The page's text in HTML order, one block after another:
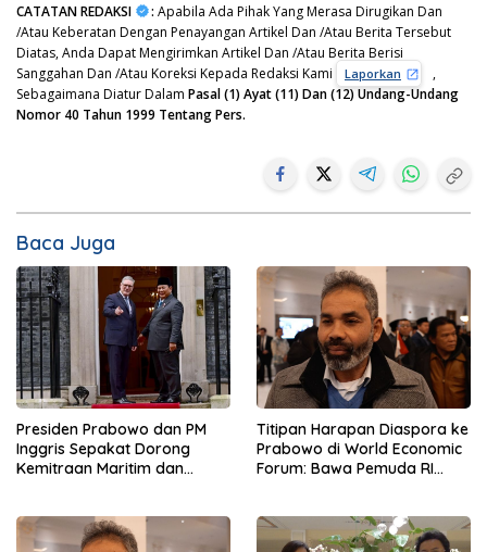
CATATAN REDAKSI : Apabila Ada Pihak Yang Merasa Dirugikan Dan
/Atau Keberatan Dengan Penayangan Artikel Dan /Atau Berita Tersebut
Diatas, Anda Dapat Mengirimkan Artikel Dan /Atau Berita Berisi
Sanggahan Dan /Atau Koreksi Kepada Redaksi Kami
Laporkan
,
Sebagaimana Diatur Dalam Pasal (1) Ayat (11) Dan (12) Undang-Undang
Nomor 40 Tahun 1999 Tentang Pers.
Baca Juga
Presiden Prabowo dan PM
Inggris Sepakat Dorong
Kemitraan Maritim dan
Titipan Harapan Diaspora ke
Prabowo di World Economic
Forum: Bawa Pemuda RI